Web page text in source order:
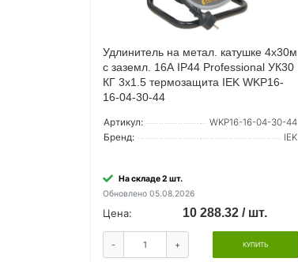
Удлинитель на метал. катушке 4х30м
с заземл. 16А IP44 Professional УК30
КГ 3х1.5 термозащита IEK WKP16-
16-04-30-44
Артикул:
WKP16-16-04-30-44
Бренд:
IEK
На складе 2 шт.
Обновлено 05.08.2026
Цена: 10 288.32 / шт.
- + КУПИТЬ